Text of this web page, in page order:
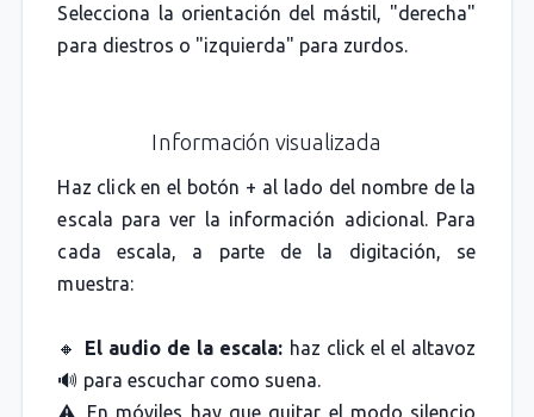
Selecciona la orientación del mástil, "derecha"
para diestros o "izquierda" para zurdos.
Información visualizada
Haz click en el botón + al lado del nombre de la
escala para ver la información adicional. Para
cada escala, a parte de la digitación, se
muestra:
🔸 El audio de la escala: haz click el el altavoz
🔊 para escuchar como suena.
⚠️ En móviles hay que quitar el modo silencio